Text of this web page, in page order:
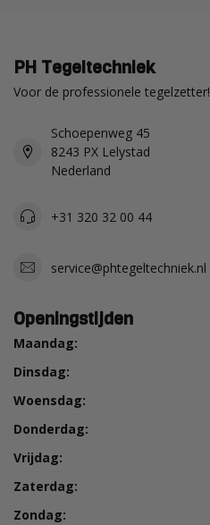
PH Tegeltechniek
Voor de professionele tegelzetter!
Schoepenweg 45
8243 PX Lelystad
Nederland
+31 320 32 00 44
service@phtegeltechniek.nl
Openingstijden
Maandag:
Dinsdag:
Woensdag:
Donderdag:
Vrijdag:
Zaterdag:
Zondag: